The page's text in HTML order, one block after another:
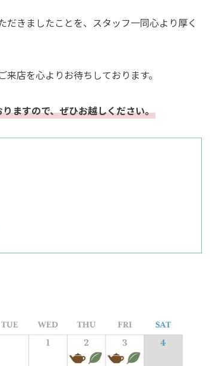
きましたことを、スタッフ一同心より厚く
店を心よりお待ちしております。
ますので、ぜひお越しください。